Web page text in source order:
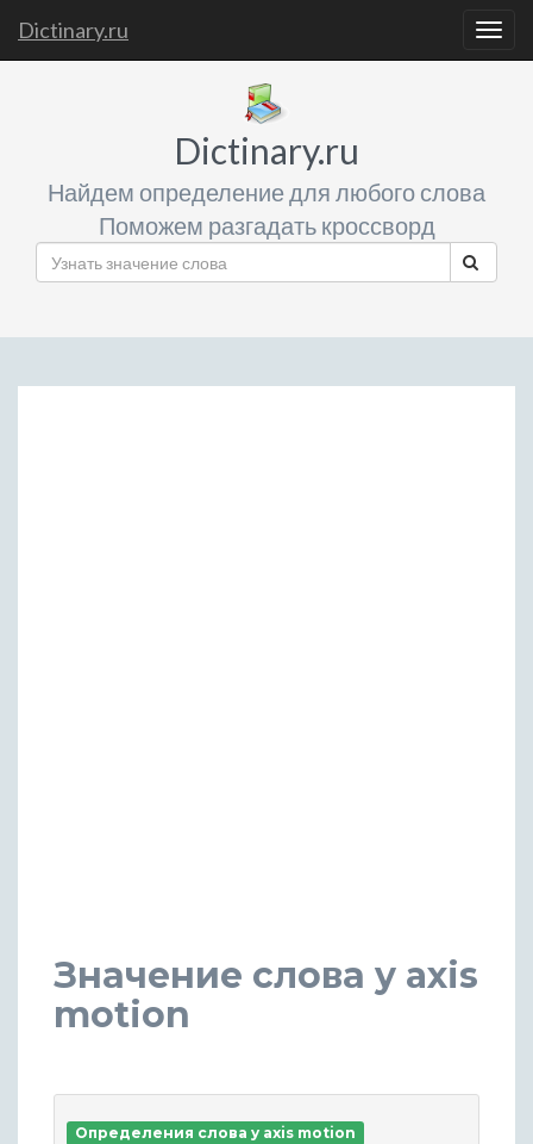
Dictinary.ru
Dictinary.ru
Найдем определение для любого слова
Поможем разгадать кроссворд
Значение слова y axis
motion
Определения слова y axis motion